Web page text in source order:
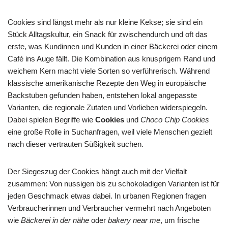
Cookies sind längst mehr als nur kleine Kekse; sie sind ein
Stück Alltagskultur, ein Snack für zwischendurch und oft das
erste, was Kundinnen und Kunden in einer Bäckerei oder einem
Café ins Auge fällt. Die Kombination aus knusprigem Rand und
weichem Kern macht viele Sorten so verführerisch. Während
klassische amerikanische Rezepte den Weg in europäische
Backstuben gefunden haben, entstehen lokal angepasste
Varianten, die regionale Zutaten und Vorlieben widerspiegeln.
Dabei spielen Begriffe wie Cookies und Choco Chip Cookies
eine große Rolle in Suchanfragen, weil viele Menschen gezielt
nach dieser vertrauten Süßigkeit suchen.
Der Siegeszug der Cookies hängt auch mit der Vielfalt
zusammen: Von nussigen bis zu schokoladigen Varianten ist für
jeden Geschmack etwas dabei. In urbanen Regionen fragen
Verbraucherinnen und Verbraucher vermehrt nach Angeboten
wie Bäckerei in der nähe oder bakery near me, um frische